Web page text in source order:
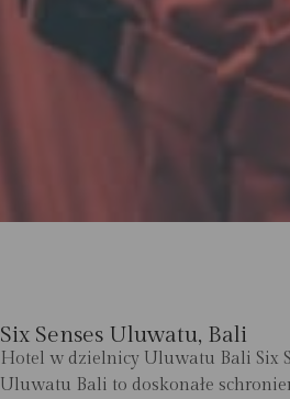
Six Senses Uluwatu, Bali
Hotel w dzielnicy Uluwatu Bali Six
Uluwatu Bali to doskonałe